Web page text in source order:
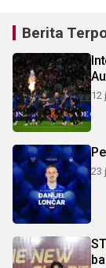
Berita
12
23